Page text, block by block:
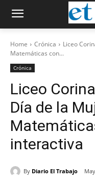
Home Crónica
Liceo
Matemáticas con...
Crónica
Liceo
Día de la
interactiva
By Diario El Trabajo